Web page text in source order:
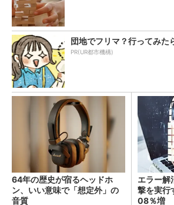
団地でフリマ？行ってみた
PR(UR都市機構)
64年の歴史が宿るヘッドホ
ン、いい意味で「想定外」の
音質
エラー解
撃を実行
08％増